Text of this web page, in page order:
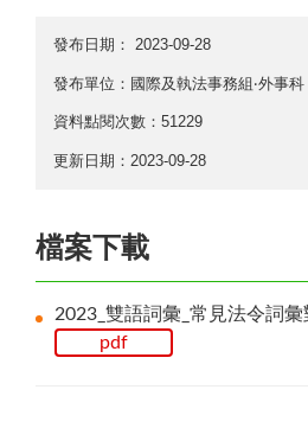
發布日期： 2023-09-28
發布單位：國際及執法事務組‧外事科
資料點閱次數：51229
更新日期：2023-09-28
檔案下載
2023_雙語詞彙_常見法令詞
pdf